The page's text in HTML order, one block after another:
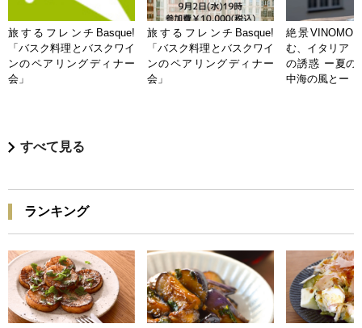
旅するフレンチBasque!
「バスク料理とバスクワイ
ンのペアリングディナー
会」
旅するフレンチBasque!
「バスク料理とバスクワイ
ンのペアリングディナー
会」
絶景
む、イタリア
の誘惑 ー夏の
中海の風とー
すべて見る
ランキング